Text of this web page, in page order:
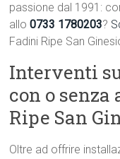
passione dal 1991:
allo0733 1780203?
Fadini Ripe San
Interventi
con o
Ripe San
Oltre ad offrire